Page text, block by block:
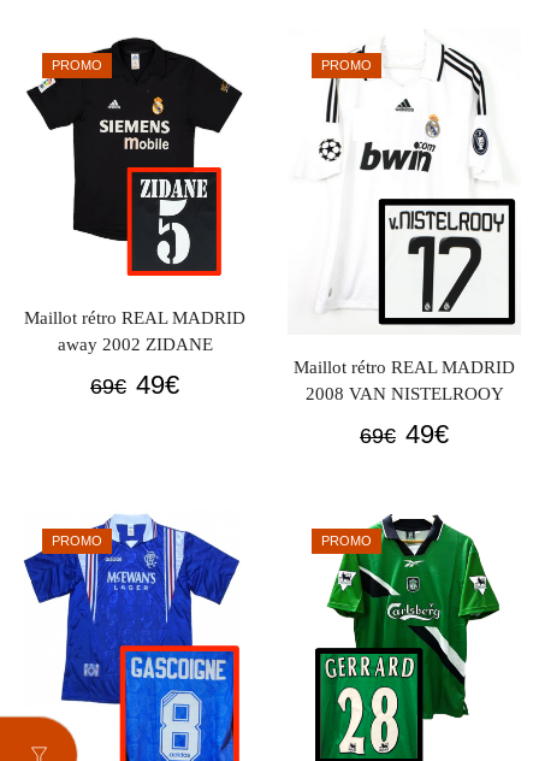
était :est :
49€.
était :
69€.
est :
49€.
PROMO
Maillot rétro REAL MADRID
away 2002 ZIDANE
69€ Le
69€.
49€Le
PROMO
Maillot rétro REAL MADRID
2008 VAN NISTELROOY
69€ Le
était :
69€.
49€Le
est :
49€.
PROMO PROMO